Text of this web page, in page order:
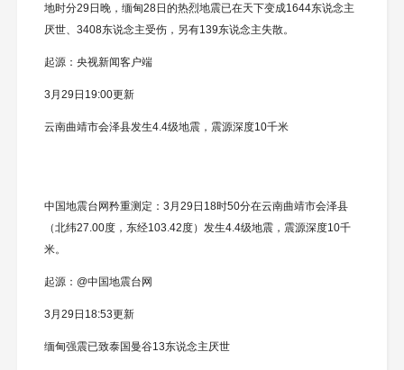
地时分29日晚，缅甸28日的热烈地震已在天下变成1644东说念主
厌世、3408东说念主受伤，另有139东说念主失散。
起源：央视新闻客户端
3月29日19:00更新
云南曲靖市会泽县发生4.4级地震，震源深度10千米
中国地震台网矜重测定：3月29日18时50分在云南曲靖市会泽县
（北纬27.00度，东经103.42度）发生4.4级地震，震源深度10千
米。
起源：@中国地震台网
3月29日18:53更新
缅甸强震已致泰国曼谷13东说念主厌世